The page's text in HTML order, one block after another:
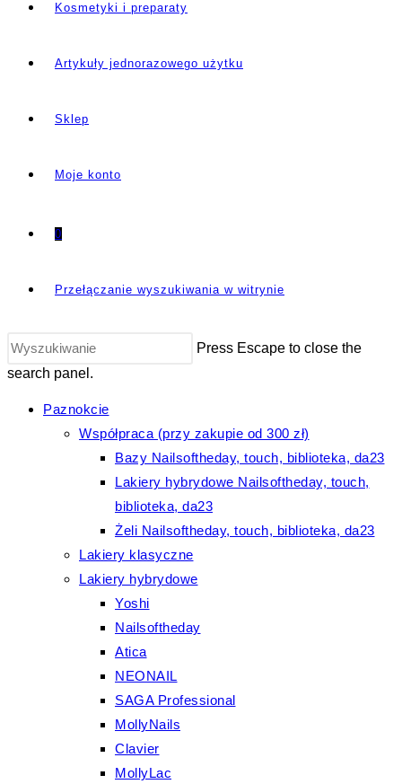
Kosmetyki i preparaty
Artykuły jednorazowego użytku
Sklep
Moje konto
0
Przełączanie wyszukiwania w witrynie
Press Escape to close the
search panel.
Paznokcie
Współpraca (przy zakupie od 300 zł)
Bazy Nailsoftheday, touch, biblioteka, da23
Lakiery hybrydowe Nailsoftheday, touch,
biblioteka, da23
Żeli Nailsoftheday, touch, biblioteka, da23
Lakiery klasyczne
Lakiery hybrydowe
Yoshi
Nailsoftheday
Atica
NEONAIL
SAGA Professional
MollyNails
Clavier
MollyLac